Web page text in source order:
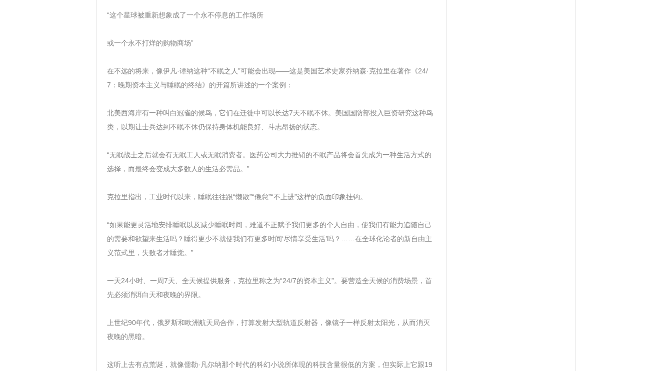
“这个星球被重新想象成了一个永不停息的工作场所
或一个永不打烊的购物商场”
在不远的将来，像伊凡·谭纳这种“不眠之人”可能会出现——这是美国艺术史家乔纳森·克拉里在著作《24/
7：晚期资本主义与睡眠的终结》的开篇所讲述的一个案例：
北美西海岸有一种叫白冠雀的候鸟，它们在迁徙中可以长达7天不眠不休。美国国防部投入巨资研究这种鸟
类，以期让士兵达到不眠不休仍保持身体机能良好、斗志昂扬的状态。
“无眠战士之后就会有无眠工人或无眠消费者。医药公司大力推销的不眠产品将会首先成为一种生活方式的
选择，而最终会变成大多数人的生活必需品。”
克拉里指出，工业时代以来，睡眠往往跟“懒散”“倦怠”“不上进”这样的负面印象挂钩。
“如果能更灵活地安排睡眠以及减少睡眠时间，难道不正赋予我们更多的个人自由，使我们有能力追随自己
的需要和欲望来生活吗？睡得更少不就使我们有更多时间‘尽情享受生活’吗？……在全球化论者的新自由主
义范式里，失败者才睡觉。”
一天24小时、一周7天、全天候提供服务，克拉里称之为“24/7的资本主义”。要营造全天候的消费场景，首
先必须消弭白天和夜晚的界限。
上世纪90年代，俄罗斯和欧洲航天局合作，打算发射大型轨道反射器，像镜子一样反射太阳光，从而消灭
夜晚的黑暗。
这听上去有点荒诞，就像儒勒·凡尔纳那个时代的科幻小说所体现的科技含量很低的方案，但实际上它跟19